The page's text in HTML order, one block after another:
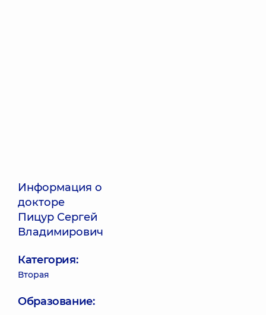
Информация о
докторе
Пицур Сергей
Владимирович
Категория:
Вторая
Образование: